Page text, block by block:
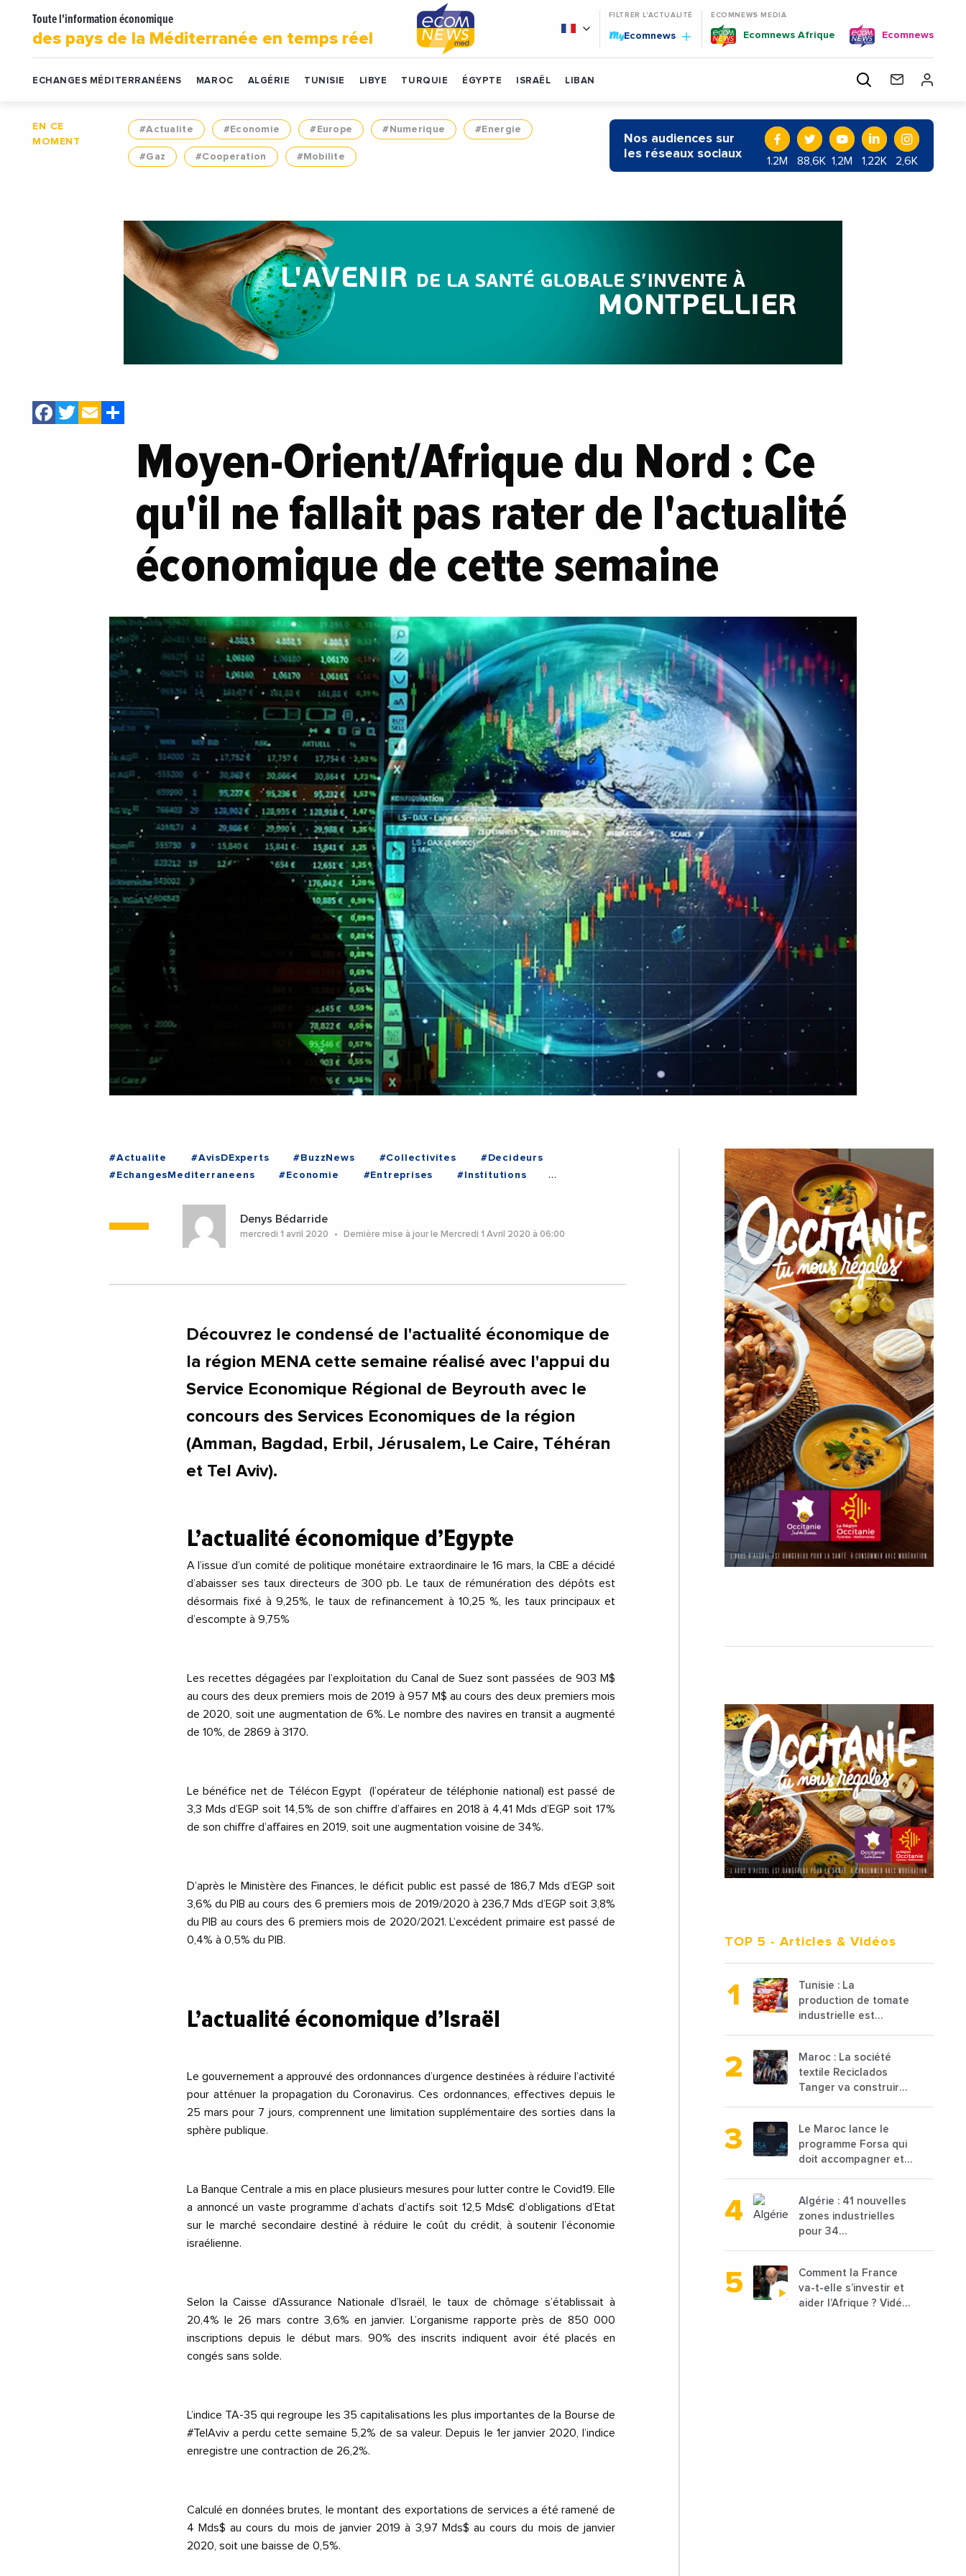
Toute l'information économique
des pays de la Méditerranée en temps réel
FILTRER L'ACTUALITÉ
MyEcomnews
ECOMNEWS MEDIA
Ecomnews Afrique Ecomnews
ECHANGES MÉDITERRANÉENS MAROC ALGÉRIE TUNISIE LIBYE TURQUIE ÉGYPTE ISRAËL LIBAN
EN CE
MOMENT
#Actualite #Economie #Europe #Numerique #Energie
#Gaz #Cooperation #Mobilite
Nos audiences sur
les réseaux sociaux
1.2M 88,6K 1,2M 1,22K 2,6K
Facebook
Twitter
Email
Moyen-Orient/Afrique du Nord : Ce
qu'il ne fallait pas rater de l'actualité
économique de cette semaine
#Actualite #AvisDExperts #BuzzNews #Collectivites
#Decideurs
#EchangesMediterraneens
#Economie #Entreprises
#Institutions
Denys Bédarride
mercredi 1 avril 2020 Dernière mise à jour le Mercredi 1 Avril 2020 à 06:00
Découvrez le condensé de l'actualité économique de
la région MENA cette semaine réalisé avec l'appui du
Service Economique Régional de Beyrouth avec le
concours des Services Economiques de la région
(Amman, Bagdad, Erbil, Jérusalem, Le Caire, Téhéran
et Tel Aviv).
L’actualité économique d’Egypte
A l’issue d’un comité de politique monétaire extraordinaire le 16 mars, la CBE a décidé
d’abaisser ses taux directeurs de 300 pb. Le taux de rémunération des dépôts est
désormais fixé à 9,25%, le taux de refinancement à 10,25 %, les taux principaux et
d’escompte à 9,75%
Les recettes dégagées par l’exploitation du Canal de Suez sont passées de 903 M$
au cours des deux premiers mois de 2019 à 957 M$ au cours des deux premiers mois
de 2020, soit une augmentation de 6%. Le nombre des navires en transit a augmenté
de 10%, de 2869 à 3170.
Le bénéfice net de Télécon Egypt
(l’opérateur de téléphonie national) est passé de
3,3 Mds d’EGP soit 14,5% de son chiffre d’affaires en 2018 à 4,41 Mds d’EGP soit 17%
de son chiffre d’affaires en 2019, soit une augmentation voisine de 34%.
D’après le Ministère des Finances, le déficit public est passé de 186,7 Mds d’EGP soit
3,6% du PIB au cours des 6 premiers mois de 2019/2020 à 236,7 Mds d’EGP soit 3,8%
du PIB au cours des 6 premiers mois de 2020/2021. L’excédent primaire est passé de
0,4% à 0,5% du PIB.
L’actualité économique d’Israël
Le gouvernement a approuvé des ordonnances d’urgence destinées à réduire l’activité
pour atténuer la propagation duCoronavirus. Ces ordonnances, effectives depuis le
25 mars pour 7 jours, comprennent une limitation supplémentaire des sorties dans la
sphère publique.
La Banque Centrale a mis en place plusieurs mesures pour lutter contre le Covid19. Elle
a annoncé un vaste programme d’achats d’actifs soit 12,5 Mds€ d’obligations d’Etat
sur le marché secondaire destiné à réduire le coût du crédit, à soutenir l’économie
israélienne.
Selon la Caisse d’Assurance Nationale d’Israël, le taux de chômage s’établissait à
20,4% le 26 mars contre 3,6% en janvier. L’organisme rapporte près de 850 000
inscriptions depuis le début mars. 90% des inscrits indiquent avoir été placés en
congés sans solde.
L’indice TA-35 qui regroupe les 35 capitalisations les plus importantes de la Bourse de
#TelAviva perdu cette semaine 5,2% de sa valeur. Depuis le 1er janvier 2020 , l’indice
enregistre une contraction de 26,2%.
Calculé en données brutes, le montant des exportations de services a été ramené de
4 Mds$ au cours du mois de janvier 2019 à 3,97 Mds$ au cours du mois de janvier
2020 , soit une baisse de 0,5%.
TOP 5 - Articles & Vidéos
Tunisie : La
production de tomate
industrielle est
baisse de 15%
Maroc : La société
textile Reciclados
Tanger va construire
traiter les déchets
textiles
Le Maroc lance le
programme Forsa qui
doit accompagner et
avec une enveloppe
de 1,25 milliard de
dirhams
Algérie : 41 nouvelles
zones industrielles
pour 34
Comment la France
va-t-elle s’investir et
aider l’Afrique ? Vidéo